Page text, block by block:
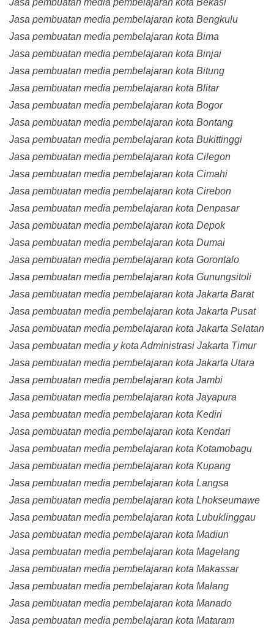
Jasa pembuatan media pembelajaran kota Bekasi
Jasa pembuatan media pembelajaran kota Bengkulu
Jasa pembuatan media pembelajaran kota Bima
Jasa pembuatan media pembelajaran kota Binjai
Jasa pembuatan media pembelajaran kota Bitung
Jasa pembuatan media pembelajaran kota Blitar
Jasa pembuatan media pembelajaran kota Bogor
Jasa pembuatan media pembelajaran kota Bontang
Jasa pembuatan media pembelajaran kota Bukittinggi
Jasa pembuatan media pembelajaran kota Cilegon
Jasa pembuatan media pembelajaran kota Cimahi
Jasa pembuatan media pembelajaran kota Cirebon
Jasa pembuatan media pembelajaran kota Denpasar
Jasa pembuatan media pembelajaran kota Depok
Jasa pembuatan media pembelajaran kota Dumai
Jasa pembuatan media pembelajaran kota Gorontalo
Jasa pembuatan media pembelajaran kota Gunungsitoli
Jasa pembuatan media pembelajaran kota Jakarta Barat
Jasa pembuatan media pembelajaran kota Jakarta Pusat
Jasa pembuatan media pembelajaran kota Jakarta Selatan
Jasa pembuatan media y kota Administrasi Jakarta Timur
Jasa pembuatan media pembelajaran kota Jakarta Utara
Jasa pembuatan media pembelajaran kota Jambi
Jasa pembuatan media pembelajaran kota Jayapura
Jasa pembuatan media pembelajaran kota Kediri
Jasa pembuatan media pembelajaran kota Kendari
Jasa pembuatan media pembelajaran kota Kotamobagu
Jasa pembuatan media pembelajaran kota Kupang
Jasa pembuatan media pembelajaran kota Langsa
Jasa pembuatan media pembelajaran kota Lhokseumawe
Jasa pembuatan media pembelajaran kota Lubuklinggau
Jasa pembuatan media pembelajaran kota Madiun
Jasa pembuatan media pembelajaran kota Magelang
Jasa pembuatan media pembelajaran kota Makassar
Jasa pembuatan media pembelajaran kota Malang
Jasa pembuatan media pembelajaran kota Manado
Jasa pembuatan media pembelajaran kota Mataram